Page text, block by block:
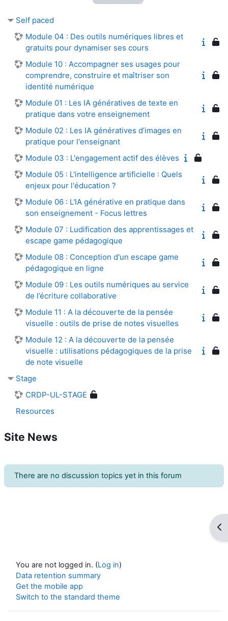
Self paced
Module 04 : Des outils numériques libres et
gratuits pour dynamiser ses cours
Module 10 : Accompagner ses usages pour
comprendre, construire et maîtriser son
identité numérique
Module 01 : Les IA génératives de texte en
pratique dans votre enseignement
Module 02 : Les IA génératives d’images en
pratique pour l'enseignant
Module 03 : L'engagement actif des élèves
Module 05 : L'intelligence artificielle : Quels
enjeux pour l'éducation ?
Module 06 : L'IA générative en pratique dans
son enseignement - Focus lettres
Module 07 : Ludification des apprentissages et
escape game pédagogique
Module 08 : Conception d'un escape game
pédagogique en ligne
Module 09 : Les outils numériques au service
de l’écriture collaborative
Module 11 : A la découverte de la pensée
visuelle : outils de prise de notes visuelles
Module 12 : A la découverte de la pensée
visuelle : utilisations pédagogiques de la prise
de note visuelle
Stage
CRDP-UL-STAGE
Resources
Site News
There are no discussion topics yet in this forum
You are not logged in. (Log in)
Data retention summary
Get the mobile app
Switch to the standard theme